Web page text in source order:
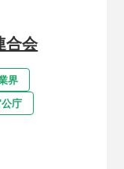
合会
界
庁